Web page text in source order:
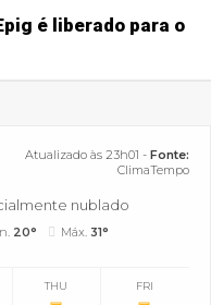
é liberado para o
Atualizado às 23h01 - Fonte:
ClimaTempo
nublado
20° Máx. 31°
THU FRI